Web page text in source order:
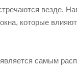
везде.
которые
самым